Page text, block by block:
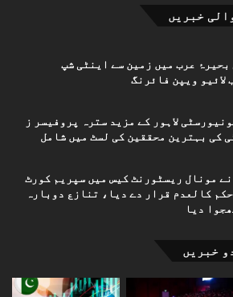
خبریں
بحیرۂ عرب میں زمین سے اینٹی شپ
لائیو ویپن فائرنگ
لاہور کے مزید سترہ پروفیسر ز
کی بہترین محققین کی لسٹ میں شامل
مونال ریسٹورنٹ کیس میں سپریم کورٹ
حکم کالعدم قرار دے دیا، تنازع دوبارہ
دیا
خبریں